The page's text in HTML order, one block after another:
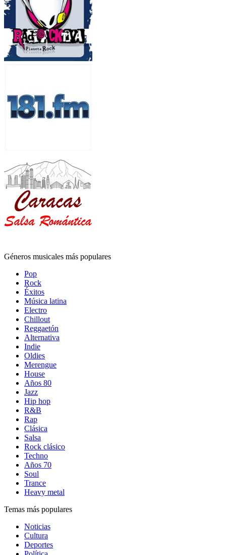
Géneros musicales más populares
Pop
Rock
Éxitos
Música latina
Electro
Chillout
Reggaetón
Alternativa
Indie
Oldies
Merengue
House
Años 80
Jazz
Hip hop
R&B
Rap
Clásica
Salsa
Rock clásico
Techno
Años 70
Soul
Trance
Heavy metal
Temas más populares
Noticias
Cultura
Deportes